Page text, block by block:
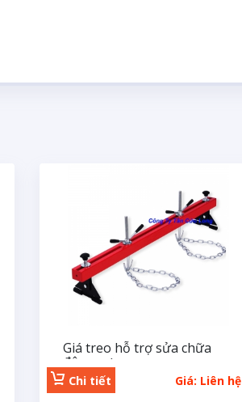
Giá treo hỗ trợ sửa chữa
động cơ
Giá: Liên hệ
Chi tiết